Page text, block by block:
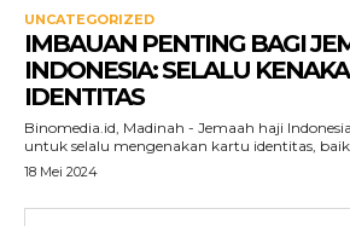
UNCATEGORIZED
IMBAUAN PENTING BAGI
INDONESIA: SELALU
IDENTITAS
Binomedia.id, Madinah - Jemaah haji
untuk selalu mengenakan kartu identitas,
18 Mei 2024